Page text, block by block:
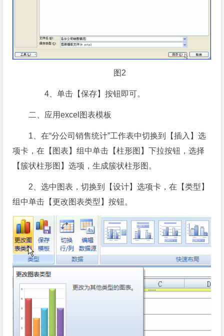
图2
4、单击【保存】按钮即可。
二、应用excel图表模板
1、在“分公司销售统计”工作表中切换到【插入】选
项卡，在【图表】组中单击【柱形图】下拉按钮，选择
【簇状柱形图】选项，生成簇状柱形图。
2、选中图表，切换到【设计】选项卡，在【类型】
组中单击【更改图表类型】按钮。